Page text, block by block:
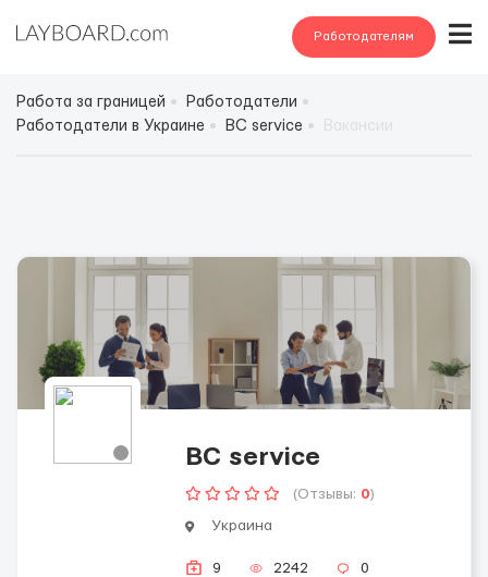
Работодателям
Работа за границей
Работодатели
Работодатели в Украине
BC service
BC service
(Отзывы: 0)
Украина
9 2242 0